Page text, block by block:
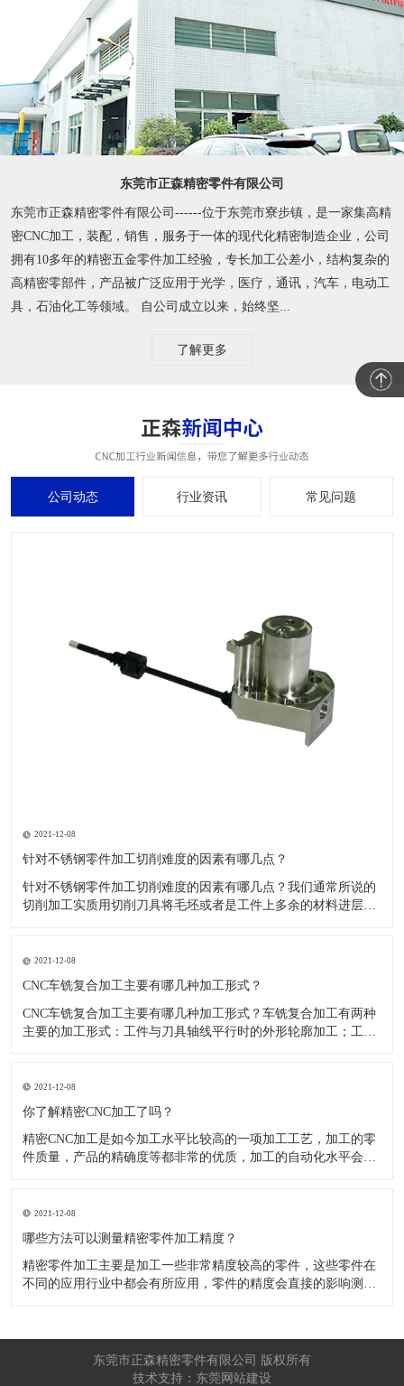
东莞市正森精密零件有限公司
东莞市正森精密零件有限公司------位于东莞市寮步镇，是一家集高精
密CNC加工，装配，销售，服务于一体的现代化精密制造企业，公司
拥有10多年的精密五金零件加工经验，专长加工公差小，结构复杂的
高精密零部件，产品被广泛应用于光学，医疗，通讯，汽车，电动工
具，石油化工等领域。 自公司成立以来，始终坚...
了解更多
公司动态 行业资讯 常见问题
2021-12-08
针对不锈钢零件加工切削难度的因素有哪几点？
针对不锈钢零件加工切削难度的因素有哪几点？我们通常所说的
切削加工实质用切削刀具将毛坯或者是工件上多余的材料进层进
其他的常规材料，比如铜材和铝合金，究其原因有以下几个关键
因素： 一
2021-12-08
CNC车铣复合加工主要有哪几种加工形式？
CNC车铣复合加工主要有哪几种加工形式？车铣复合加工有两种
主要的加工形式：工件与刀具轴线平行时的外形轮廓加工；工件
2021-12-08
​你了解精密CNC加工了吗？
精密CNC加工是如今加工水平比较高的一项加工工艺，加工的零
件质量，产品的精确度等都非常的优质，加工的自动化水平会比
自动化技术水平高，非常适合加工轮廊样子繁杂的曲线图，斜面
零
2021-12-08
​哪些方法可以测量精密零件加工精度？
精密零件加工主要是加工一些非常精度较高的零件，这些零件在
不同的应用行业中都会有所应用，零件的精度会直接的影响测量
工按量具量仪的读数值是否直接表示被测尺寸的数值，可分为测
东莞市正森精密零件有限公司 版权所有
技术支持：东莞网站建设